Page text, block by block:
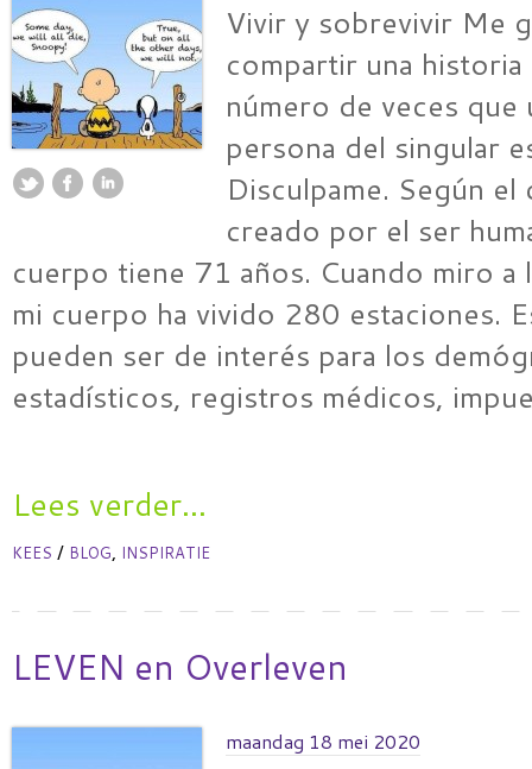
Vivir y sobrevivir Me
compartir una historia
número de veces que
persona del singular
Disculpame. Según
creado por el ser
cuerpo tiene 71 años. Cuando miro a
mi cuerpo ha vivido 280 estaciones.
pueden ser de interés para los
estadísticos, registros médicos,
Lees verder...
KEES / BLOG, INSPIRATIE
LEVEN en Overleven
maandag 18 mei 2020